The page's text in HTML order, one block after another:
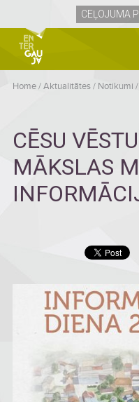
CEĻOJUMA
Home/Aktualitātes/ Notikumi /
CĒSU
MĀKSLAS